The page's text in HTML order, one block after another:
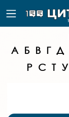
А Б В Г Д
Р С Т У